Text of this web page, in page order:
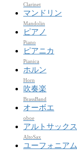
Clarinet
マンドリン
Mandolin
ピアノ
Piano
ピアニカ
Pianica
ホルン
Horn
吹奏楽
BrassBand
オーボエ
oboe
アルトサックス
AltoSax
ユーフォニアム